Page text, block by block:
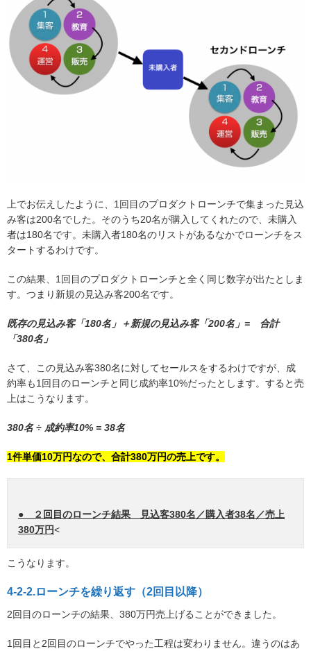
上でお伝えしたように、1回目のプロダクトローンチで集まった見込
み客は200名でした。そのうち20名が購入してくれたので、未購入
者は180名です。未購入者180名のリストがあるなかでローンチをス
タートするわけです。
この結果、1回目のプロダクトローンチと全く同じ数字が出たとしま
す。つまり新規の見込み客200名です。
既存の見込み客「180名」＋新規の見込み客「200名」= 合計
「380名」
さて、この見込み客380名に対してセールスをするわけですが、成
約率も1回目のローンチと同じ成約率10%だったとします。すると売
上はこうなります。
380名 ÷ 成約率10% = 38名
1件単価10万円なので、合計380万円の売上です。
● ２回目のローンチ結果 見込客380名／購入者38名／売上
380万円<
こうなります。
4-2-2.ローンチを繰り返す（2回目以降）
2回目のローンチの結果、380万円売上げることができました。
1回目と2回目のローンチでやった工程は変わりません。違うのはあ